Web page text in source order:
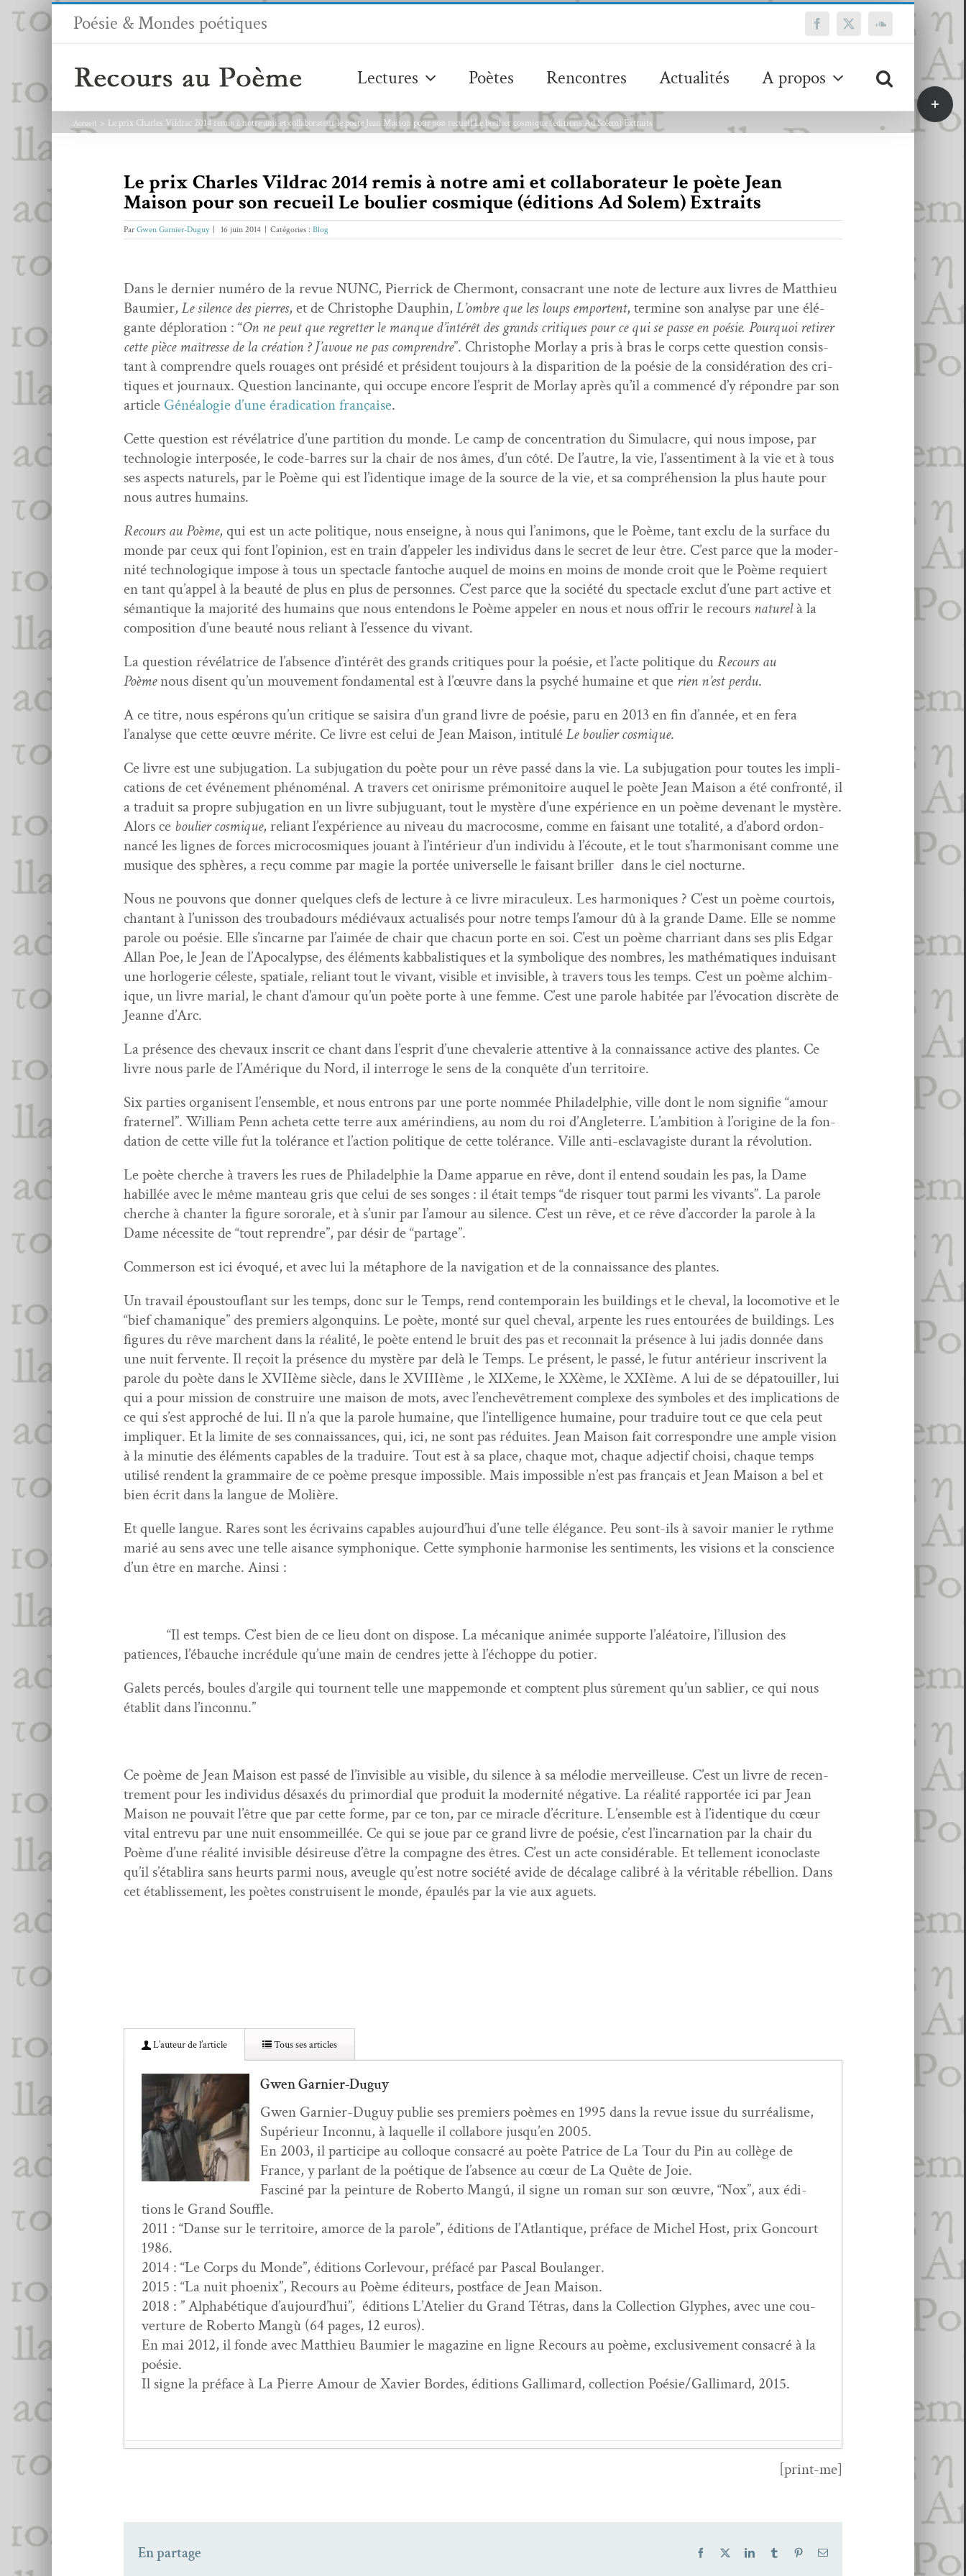
Passer
Poésie & Mondes poétiques Facebook
X SoundCloud
Lectures Poètes Rencontres Actualités A propos
Accueil Le prix Charles Vildrac 2014 remis à notre ami et collaborateur le poète Jean Maison pour son recueil Le boulier cosmique (éditions Ad Solem) Extraits
Le prix Charles Vildrac 2014 remis à notre ami et collaborateur le poète Jean
Maison pour son recueil Le boulier cosmique (éditions Ad Solem) Extraits
ParGwen Garnier-Duguy 16 juin 2014 Catégories : Blog
Dans le dernier numéro de la revue NUNC, Pier­rick de Cher­mont, con­sacrant une note de lec­ture aux livres de Matthieu
Bau­mi­er, Le silence des pier­res, et de Christophe Dauphin, L’om­bre que les loups empor­tent, ter­mine son analyse par une élé­
gante déplo­ration : “On ne peut que regret­ter le manque d’in­térêt des grands cri­tiques pour ce qui se passe en poésie. Pourquoi retir­er
cette pièce maîtresse de la créa­tion ? J’avoue ne pas com­pren­dre”. Christophe Mor­lay a pris à bras le corps cette ques­tion con­sis­
tant à com­pren­dre quels rouages ont présidé et prési­dent tou­jours à la dis­pari­tion de la poésie de la con­sid­éra­tion des cri­
tiques et jour­naux. Ques­tion lanci­nante, qui occupe encore l’e­sprit de Mor­lay après qu’il a com­mencé d’y répon­dre par son
arti­cle Généalo­gie d’une érad­i­ca­tion française.
Cette ques­tion est révéla­trice d’une par­ti­tion du monde. Le camp de con­cen­tra­tion du Sim­u­lacre, qui nous impose, par
tech­nolo­gie inter­posée, le code-bar­res sur la chair de nos âmes, d’un côté. De l’autre, la vie, l’assen­ti­ment à la vie et à tous
ses aspects naturels, par le Poème qui est l’i­den­tique image de la source de la vie, et sa com­préhen­sion la plus haute pour
nous autres humains.
Recours au Poème, qui est un acte poli­tique, nous enseigne, à nous qui l’an­i­mons, que le Poème, tant exclu de la sur­face du
monde par ceux qui font l’opin­ion, est en train d’ap­pel­er les indi­vidus dans le secret de leur être. C’est parce que la moder­
nité tech­nologique impose à tous un spec­ta­cle fan­toche auquel de moins en moins de monde croit que le Poème requiert
en tant qu’ap­pel à la beauté de plus en plus de per­son­nes. C’est parce que la société du spec­ta­cle exclut d’une part active et
séman­tique la majorité des humains que nous enten­dons le Poème appel­er en nous et nous offrir le recours naturelà la
com­po­si­tion d’une beauté nous reliant à l’essence du vivant.
La ques­tion révéla­trice de l’ab­sence d’in­térêt des grands cri­tiques pour la poésie, et l’acte poli­tique duRecours au
Poèmenous dis­ent qu’un mou­ve­ment fon­da­men­tal est à l’œu­vre dans la psy­ché humaine et que rien n’est per­du.
A ce titre, nous espérons qu’un cri­tique se saisira d’un grand livre de poésie, paru en 2013 en fin d’an­née, et en fera
l’analyse que cette œuvre mérite. Ce livre est celui de Jean Mai­son, inti­t­uléLe bouli­er cos­mique.
Ce livre est une sub­ju­ga­tion. La sub­ju­ga­tion du poète pour un rêve passé dans la vie. La sub­ju­ga­tion pour toutes les impli­
ca­tions de cet événe­ment phénomé­nal. A tra­vers cet onirisme pré­moni­toire auquel le poète Jean Mai­son a été con­fron­té, il
a traduit sa pro­pre sub­ju­ga­tion en un livre sub­juguant, tout le mys­tère d’une expéri­ence en un poème devenant le mys­tère.
Alors ce bouli­er cos­mique, reliant l’ex­péri­ence au niveau du macro­cosme, comme en faisant une total­ité, a d’abord ordon­
nancé les lignes de forces micro­cos­miques jouant à l’in­térieur d’un indi­vidu à l’é­coute, et le tout s’har­mon­isant comme une
musique des sphères, a reçu comme par magie la portée uni­verselle le faisant briller dans le ciel nocturne.
Nous ne pou­vons que don­ner quelques clefs de lec­ture à ce livre mirac­uleux. Les har­moniques ? C’est un poème cour­tois,
chan­tant à l’u­nis­son des trou­ba­dours médié­vaux actu­al­isés pour notre temps l’amour dû à la grande Dame. Elle se nomme
parole ou poésie. Elle s’in­car­ne par l’aimée de chair que cha­cun porte en soi. C’est un poème char­ri­ant dans ses plis Edgar
Allan Poe, le Jean de l’Apoc­a­lypse, des élé­ments kab­bal­is­tiques et la sym­bol­ique des nom­bres, les math­é­ma­tiques induisant
une hor­logerie céleste, spa­tiale, reliant tout le vivant, vis­i­ble et invis­i­ble, à tra­vers tous les temps. C’est un poème alchim­
ique, un livre mar­i­al, le chant d’amour qu’un poète porte à une femme. C’est une parole habitée par l’évo­ca­tion dis­crète de
Jeanne d’Arc.
La présence des chevaux inscrit ce chant dans l’e­sprit d’une cheva­lerie atten­tive à la con­nais­sance active des plantes. Ce
livre nous par­le de l’Amérique du Nord, il inter­roge le sens de la con­quête d’un territoire.
Six par­ties organ­isent l’ensem­ble, et nous entrons par une porte nom­mée Philadel­phie, ville dont le nom sig­ni­fie “amour
frater­nel”. William Penn acheta cette terre aux amérin­di­ens, au nom du roi d’An­gleterre. L’am­bi­tion à l’o­rig­ine de la fon­
da­tion de cette ville fut la tolérance et l’ac­tion poli­tique de cette tolérance. Ville anti-esclavagiste durant la révolution.
Le poète cherche à tra­vers les rues de Philadel­phie la Dame apparue en rêve, dont il entend soudain les pas, la Dame
habil­lée avec le même man­teau gris que celui de ses songes : il était temps “de ris­quer tout par­mi les vivants”. La parole
cherche à chanter la fig­ure soro­rale, et à s’u­nir par l’amour au silence. C’est un rêve, et ce rêve d’ac­corder la parole à la
Dame néces­site de “tout repren­dre”, par désir de “partage”.
Com­mer­son est ici évo­qué, et avec lui la métaphore de la nav­i­ga­tion et de la con­nais­sance des plantes.
Un tra­vail épous­tou­flant sur les temps, donc sur le Temps, rend con­tem­po­rain les build­ings et le cheval, la loco­mo­tive et le
“bief chamanique” des pre­miers algo­nquins. Le poète, mon­té sur quel cheval, arpente les rues entourées de build­ings. Les
fig­ures du rêve marchent dans la réal­ité, le poète entend le bruit des pas et recon­nait la présence à lui jadis don­née dans
une nuit fer­vente. Il reçoit la présence du mys­tère par delà le Temps. Le présent, le passé, le futur antérieur inscrivent la
parole du poète dans le XVI­Ième siè­cle, dans le XVI­I­Ième , le XIX­eme, le XXème, le XXIème. A lui de se dépa­touiller, lui
qui a pour mis­sion de con­stru­ire une mai­son de mots, avec l’enchevêtrement com­plexe des sym­bol­es et des impli­ca­tions de
ce qui s’est approché de lui. Il n’a que la parole humaine, que l’in­tel­li­gence humaine, pour traduire tout ce que cela peut
impli­quer. Et la lim­ite de ses con­nais­sances, qui, ici, ne sont pas réduites. Jean Mai­son fait cor­re­spon­dre une ample vision
à la minu­tie des élé­ments capa­bles de la traduire. Tout est à sa place, chaque mot, chaque adjec­tif choisi, chaque temps
util­isé ren­dent la gram­maire de ce poème presque impos­si­ble. Mais impos­si­ble n’est pas français et Jean Mai­son a bel et
bien écrit dans la langue de Molière.
Et quelle langue. Rares sont les écrivains capa­bles aujour­d’hui d’une telle élé­gance. Peu sont-ils à savoir manier le rythme
mar­ié au sens avec une telle aisance sym­phonique. Cette sym­phonie har­monise les sen­ti­ments, les visions et la con­science
d’un être en marche. Ainsi :
“Il est temps. C’est bien de ce lieu dont on dis­pose. La mécanique ani­mée sup­porte l’aléa­toire, l’il­lu­sion des
patiences, l’ébauche incré­d­ule qu’une main de cen­dres jette à l’é­choppe du potier.
Galets per­cés, boules d’argile qui tour­nent telle une mappe­monde et comptent plus sûre­ment qu’un sabli­er, ce qui nous
établit dans l’inconnu.”
Ce poème de Jean Mai­son est passé de l’in­vis­i­ble au vis­i­ble, du silence à sa mélodie mer­veilleuse. C’est un livre de recen­
trement pour les indi­vidus désaxés du pri­mor­dial que pro­duit la moder­nité néga­tive. La réal­ité rap­portée ici par Jean
Mai­son ne pou­vait l’être que par cette forme, par ce ton, par ce mir­a­cle d’écri­t­ure. L’ensem­ble est à l’i­den­tique du cœur
vital entre­vu par une nuit ensom­meil­lée. Ce qui se joue par ce grand livre de poésie, c’est l’in­car­na­tion par la chair du
Poème d’une réal­ité invis­i­ble désireuse d’être la com­pagne des êtres. C’est un acte con­sid­érable. Et telle­ment icon­o­claste
qu’il s’établi­ra sans heurts par­mi nous, aveu­gle qu’est notre société avide de décalage cal­i­bré à la véri­ta­ble rébel­lion. Dans
cet étab­lisse­ment, les poètes con­stru­isent le monde, épaulés par la vie aux aguets.
L’au­teur de l’article Tous ses articles
Gwen Garnier-Duguy
Gwen Gar­nier-Duguy pub­lie ses pre­miers poèmes en 1995 dans la revue issue du sur­réal­isme,
Supérieur Incon­nu, à laque­lle il col­la­bore jusqu’en 2005.
En 2003, il par­ticipe au col­loque con­sacré au poète Patrice de La Tour du Pin au col­lège de
France, y par­lant de la poé­tique de l’ab­sence au cœur de La Quête de Joie.
Fasciné par la pein­ture de Rober­to Mangú, il signe un roman sur son œuvre, “Nox”, aux édi­
tions le Grand Souffle.
2011 : “Danse sur le ter­ri­toire, amorce de la parole”, édi­tions de l’At­lan­tique, pré­face de Michel Host, prix Goncourt
1986.
2014 : “Le Corps du Monde”, édi­tions Cor­levour, pré­facé par Pas­cal Boulanger.
2015 : “La nuit phoenix”, Recours au Poème édi­teurs, post­face de Jean Maison.
2018 : ” Alphabé­tique d’au­jour­d’hui”, édi­tions L’Ate­lier du Grand Tétras, dans la Col­lec­tion Glyphes, avec une cou­
ver­ture de Rober­to Mangù (64 pages, 12 euros).
En mai 2012, il fonde avec Matthieu Bau­mi­er le mag­a­zine en ligne Recours au poème, exclu­sive­ment con­sacré à la
poésie.
Il signe la pré­face à La Pierre Amour de Xavier Bor­des, édi­tions Gal­li­mard, col­lec­tion Poésie/Gallimard, 2015.
Marc ALYN,
[print-me]
En partage Facebook LinkedInTumblr PinterestEmail
Bascule
de
la
barre